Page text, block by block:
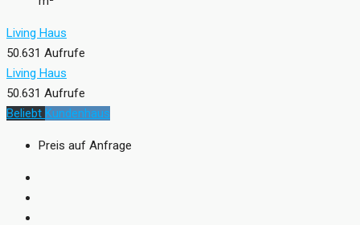
Living Haus
50.631 Aufrufe
Living Haus
50.631 Aufrufe
Beliebt Kundenhaus
Preis auf Anfrage